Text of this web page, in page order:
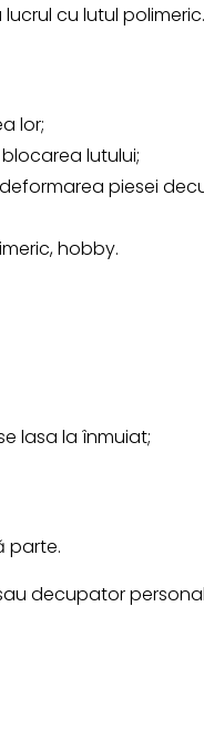
cu lutul polimeric.
lor;
lutului;
piesei
hobby.
lasa la înmuiat;
parte.
decupator